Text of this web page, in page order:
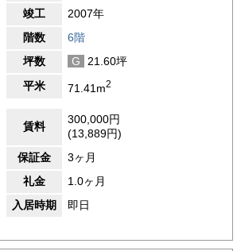
竣工
2007年
階数
6階
坪数
G
21.60坪
平米
71.41m2
賃料
300,000円
(13,889円)
保証金
3ヶ月
礼金
1.0ヶ月
入居時期
即日